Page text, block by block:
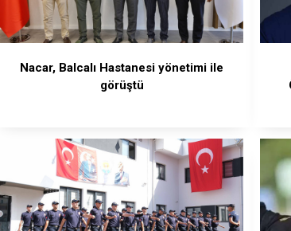
Nacar, Balcalı Hastanesi yönetimi ile
görüştü